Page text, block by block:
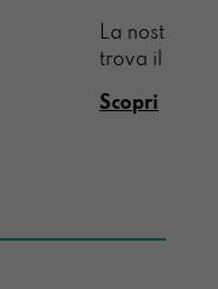
La nostra
trova il
Scopri